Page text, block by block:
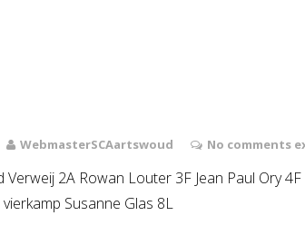
WebmasterSCAartswoud No comments
2A Rowan Louter 3F Jean Paul Ory
Susanne Glas 8L